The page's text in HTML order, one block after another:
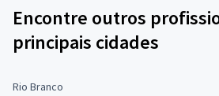
Encontre outros
principais cidades
Rio Branco